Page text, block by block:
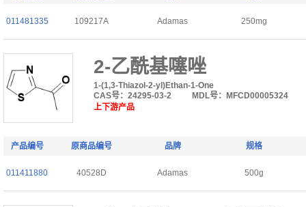
011481335 109217A Adamas 250mg
2-乙酰基噻唑
1-(1,3-Thiazol-2-yl)Ethan-1-One
CAS号：24295-03-2
MDL号：MFCD00005324
上下游产品
产品编号 原商品编号 品牌 规格
011411880 40528D Adamas 500g